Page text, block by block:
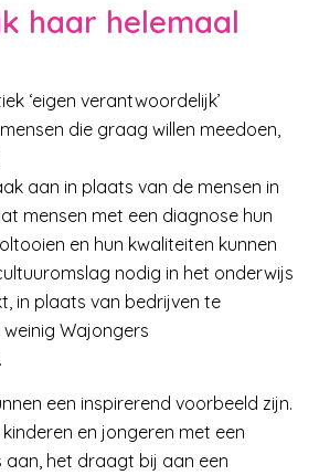
haar helemaal
‘eigen verantwoordelijk’
die graag willen meedoen,
aan in plaats van de mensen in
mensen met een diagnose hun
en hun kwaliteiten kunnen
nodig in het onderwijs
in plaats van bedrijven te
Wajongers
een inspirerend voorbeeld zijn.
en jongeren met een
het draagt bij aan een